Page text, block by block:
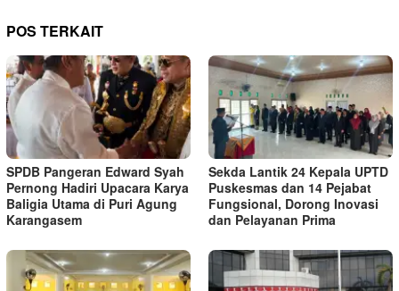
POS TERKAIT
SPDB Pangeran Edward Syah
Pernong Hadiri Upacara Karya
Baligia Utama di Puri Agung
Karangasem
‎Sekda Lantik 24 Kepala UPTD
Puskesmas dan 14 Pejabat
Fungsional, Dorong Inovasi
dan Pelayanan Prima ‎